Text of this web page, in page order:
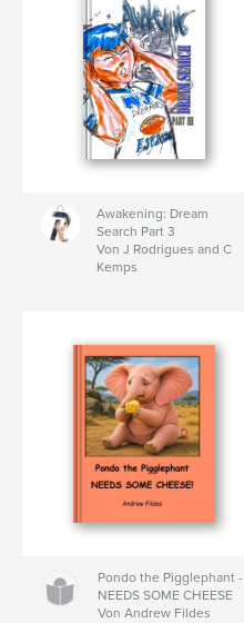
Awakening: Dream
Search Part 3
Von J Rodrigues and C
Kemps
Pondo the Pigglephant -
NEEDS SOME CHEESE
Von Andrew Fildes